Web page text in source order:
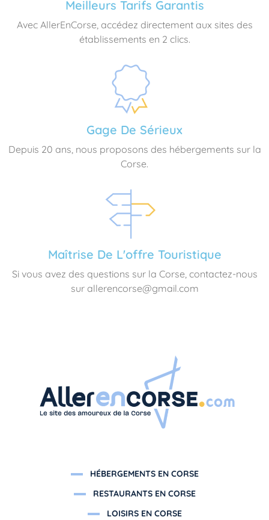
Meilleurs Tarifs Garantis
Avec AllerEnCorse, accédez directement aux sites des
établissements en 2 clics.
Gage De Sérieux
Depuis 20 ans, nous proposons des hébergements sur la
Corse.
Maîtrise De L'offre Touristique
Si vous avez des questions sur la Corse, contactez-nous
sur allerencorse@gmail.com
HÉBERGEMENTS EN CORSE
RESTAURANTS EN CORSE
LOISIRS EN CORSE